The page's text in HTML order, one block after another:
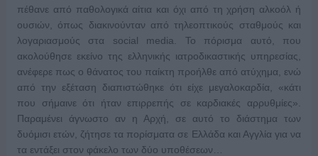
πέθανε από παθολογικά αίτια και όχι από τη χρήση αλκοόλ ή
ουσιών, όπως διακινούνταν από τηλεοπτικούς σταθμούς και
λογαριασμούς στα social media. Το πόρισμα αυτό, που
ακολούθησε εκείνο της ελληνικής ιατροδικαστικής υπηρεσίας,
ανέφερε πως ο θάνατος του παίκτη προήλθε από ατύχημα, ενώ
από την εξέταση διαπιστώθηκε ότι είχε μεγαλοκαρδία, «κάτι
που σήμαινε ότι ήταν επιρρεπής σε καρδιακές αρρυθμίες».
Παραμένει άγνωστο αν η Αρχή, σε αυτό το διάστημα των
δυόμισι ετών, ζήτησε τα πορίσματα σε Ελλάδα και Αγγλία για να
τα εντάξει στον φάκελο των δύο υποθέσεων…